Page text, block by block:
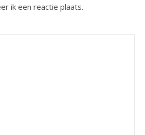
ik een reactie plaats.